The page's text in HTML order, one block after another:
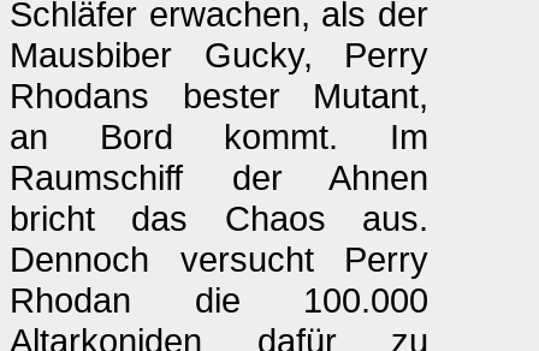
Schläfer erwachen, als der
Mausbiber Gucky, Perry
Rhodans bester Mutant,
an Bord kommt. Im
Raumschiff der Ahnen
bricht das Chaos aus.
Dennoch versucht Perry
Rhodan die 100.000
Altarkoniden dafür zu